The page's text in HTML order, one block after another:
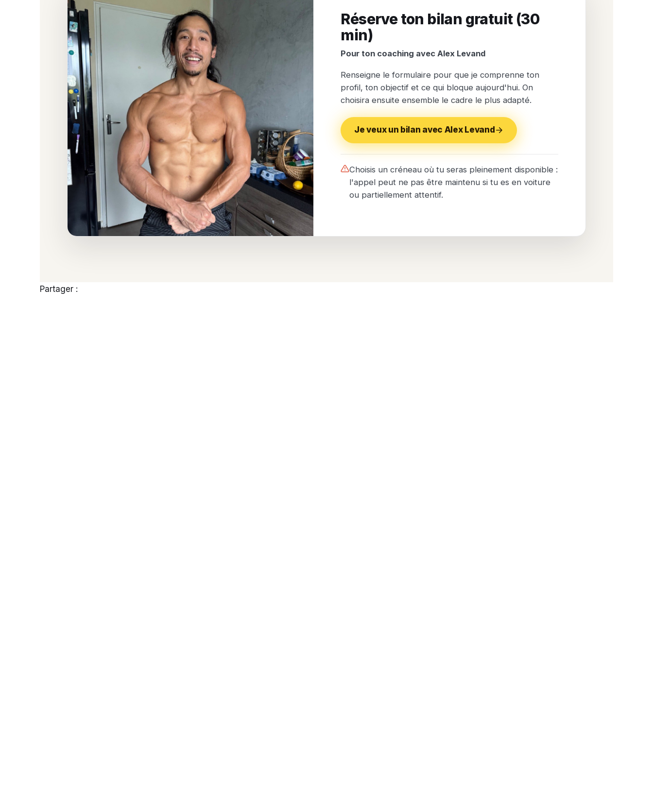
Réserve ton bilan gratuit (30
min)
Pour ton coaching avec Alex Levand
Renseigne le formulaire pour que je comprenne ton
profil, ton objectif et ce qui bloque aujourd'hui. On
choisira ensuite ensemble le cadre le plus adapté.
Je veux un bilan avec Alex Levand
Choisis un créneau où tu seras pleinement disponible :
l'appel peut ne pas être maintenu si tu es en voiture
ou partiellement attentif.
Partager :